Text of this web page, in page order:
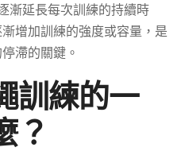
漸延長每次訓練的持續時
漸增加訓練的強度或容量，是
滯的關鍵。
訓練的一
？